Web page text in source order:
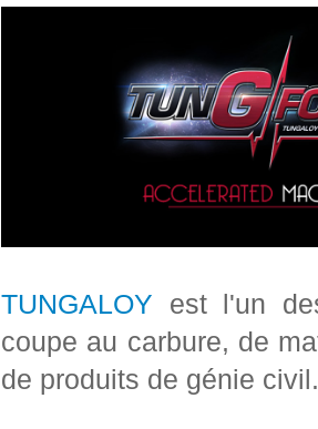
TUNGALOY est l'un
coupe au carbure, de
de produits de génie civil.